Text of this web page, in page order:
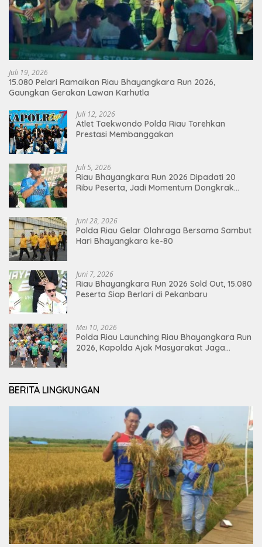
Juli 19, 2026
15.080 Pelari Ramaikan Riau Bhayangkara Run 2026,
Gaungkan Gerakan Lawan Karhutla
Juli 12, 2026
Atlet Taekwondo Polda Riau Torehkan
Prestasi Membanggakan
Juli 5, 2026
Riau Bhayangkara Run 2026 Dipadati 20
Ribu Peserta, Jadi Momentum Dongkrak
Juni 28, 2026
Polda Riau Gelar Olahraga Bersama Sambut
Hari Bhayangkara ke-80
Juni 7, 2026
Riau Bhayangkara Run 2026 Sold Out, 15.080
Peserta Siap Berlari di Pekanbaru
Mei 10, 2026
Polda Riau Launching Riau Bhayangkara Run
2026, Kapolda Ajak Masyarakat Jaga
BERITA LINGKUNGAN